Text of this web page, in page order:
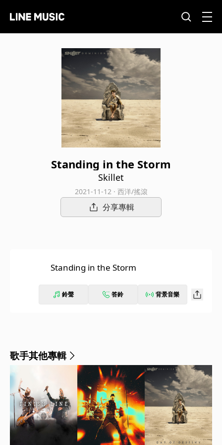
Standing in the Storm
Skillet
2021-11-12 · 西洋/搖滾
分享專輯
Standing in the Storm
鈴聲 答鈴 背景音樂
歌手其他專輯